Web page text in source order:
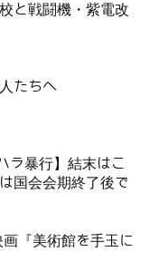
と戦闘機・紫電改
たちへ
ラ暴行】結末はこ
国会会期終了後で
『美術館を手玉に